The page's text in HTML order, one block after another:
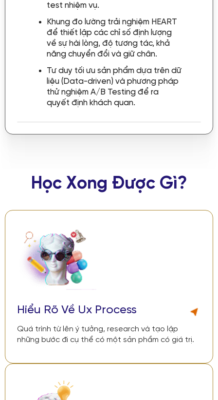
test nhiệm vụ.
Khung đo lường trải nghiệm HEART
để thiết lập các chỉ số định lượng
về sự hài lòng, độ tương tác, khả
năng chuyển đổi và giữ chân.
Tư duy tối ưu sản phẩm dựa trên dữ
liệu (Data-driven) và phương pháp
thử nghiệm A/B Testing để ra
quyết định khách quan.
Học Xong Được Gì?
01
Hiểu Rõ Về Ux Process
Quá trình từ lên ý tưởng, research và tạo lập
những bước đi cụ thể có một sản phẩm có giá trị.